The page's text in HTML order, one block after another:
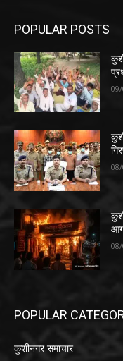
POPULAR POSTS
POPULAR
कुशीनगर समाचार